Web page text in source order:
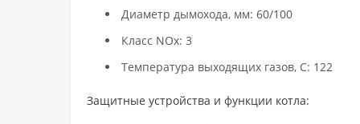
Диаметр дымохода, мм: 60/100
Класс NOx: 3
Температура выходящих газов, С: 122
Защитные устройства и функции котла: